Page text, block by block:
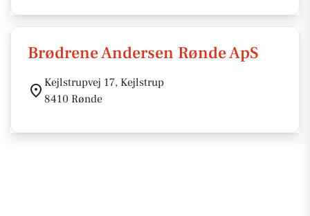
Brødrene Andersen Rønde ApS
Kejlstrupvej 17, Kejlstrup
8410 Rønde